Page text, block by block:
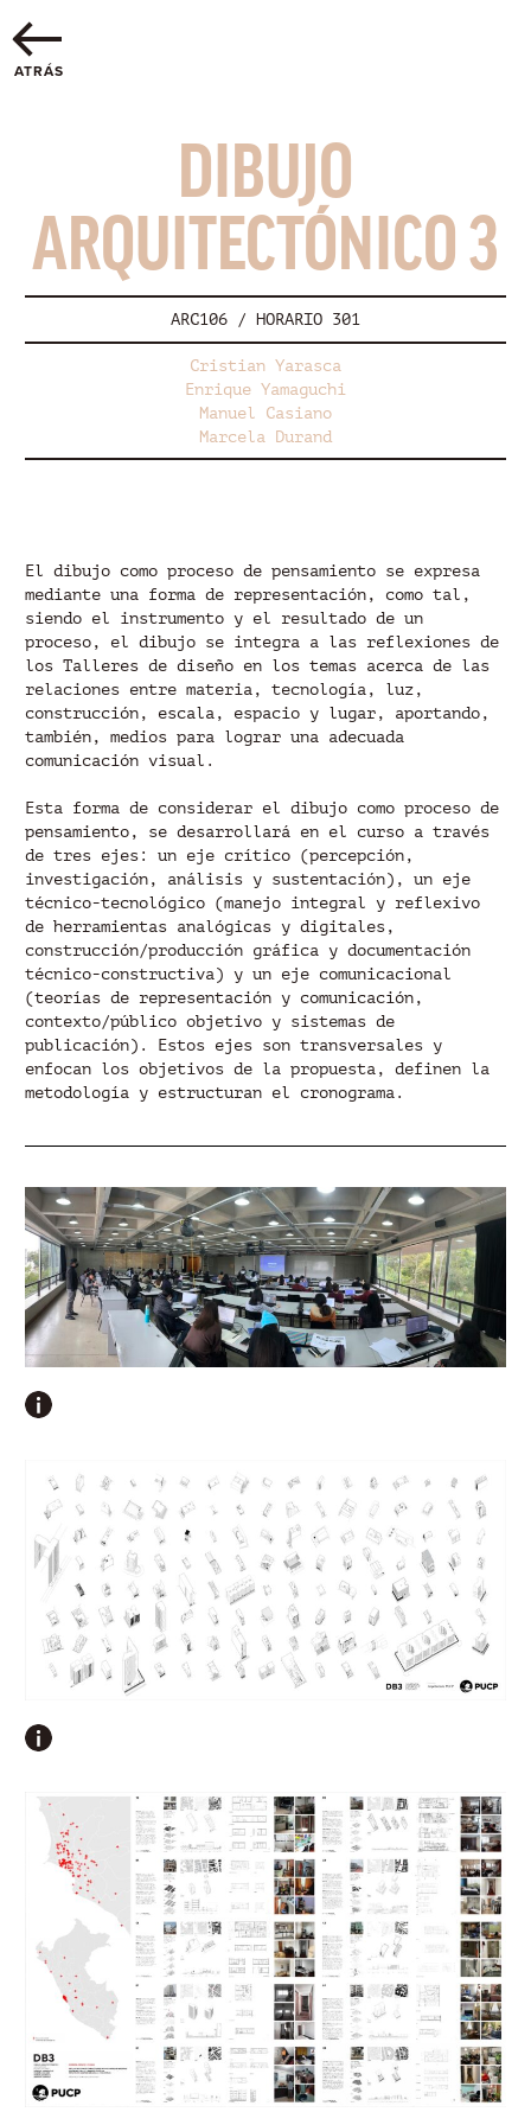
ATRÁS
DIBUJO
ARQUITECTÓNICO 3
ARC106 / HORARIO 301
Cristian Yarasca
Enrique Yamaguchi
Manuel Casiano
Marcela Durand
El dibujo como proceso de pensamiento se expresa
mediante una forma de representación, como tal,
siendo el instrumento y el resultado de un
proceso, el dibujo se integra a las reflexiones de
los Talleres de diseño en los temas acerca de las
relaciones entre materia, tecnología, luz,
construcción, escala, espacio y lugar, aportando,
también, medios para lograr una adecuada
comunicación visual.
Esta forma de considerar el dibujo como proceso de
pensamiento, se desarrollará en el curso a través
de tres ejes: un eje crítico (percepción,
investigación, análisis y sustentación), un eje
técnico-tecnológico (manejo integral y reflexivo
de herramientas analógicas y digitales,
construcción/producción gráfica y documentación
técnico-constructiva) y un eje comunicacional
(teorías de representación y comunicación,
contexto/público objetivo y sistemas de
publicación). Estos ejes son transversales y
enfocan los objetivos de la propuesta, definen la
metodología y estructuran el cronograma.